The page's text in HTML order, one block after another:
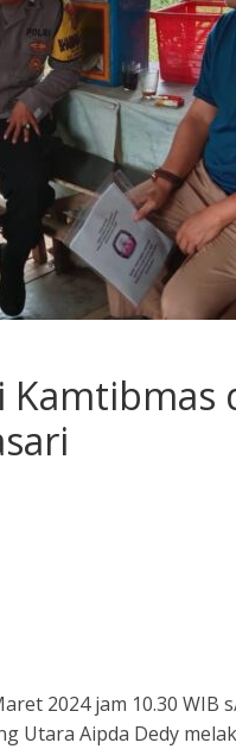
2024 jam 10.30 WIB
Utara Aipda Dedy